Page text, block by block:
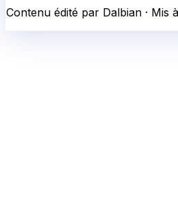
Contenu édité par Dalbian · Mis